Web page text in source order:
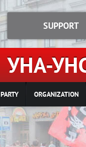
Jump to navigation
УНА-
SUPPORT
PARTY ORGANIZATION